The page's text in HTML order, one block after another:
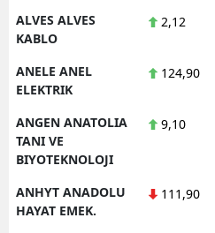
ALVES ALVES
KABLO
2,12
ANELE ANEL
ELEKTRIK
124,90
ANGEN ANATOLIA
TANI VE
BIYOTEKNOLOJI
9,10
ANHYT ANADOLU
HAYAT EMEK.
111,90